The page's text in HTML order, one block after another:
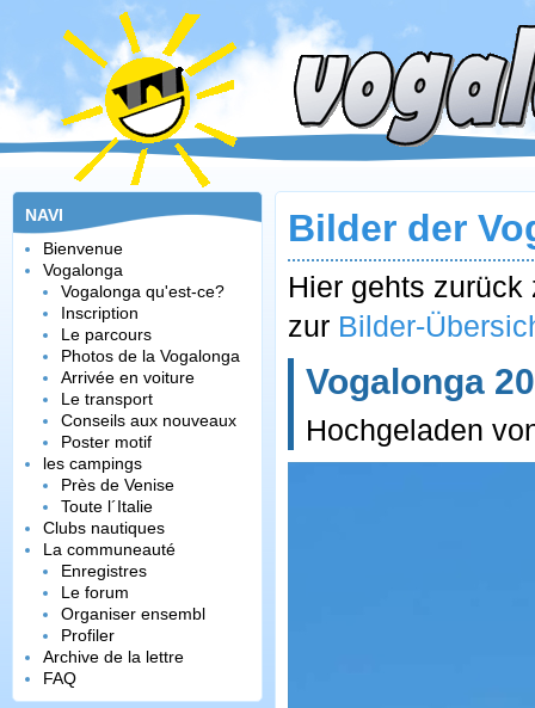
NAVI
Bienvenue
Vogalonga
Vogalonga qu'est-ce?
Inscription
Le parcours
Photos de la Vogalonga
Arrivée en voiture
Le transport
Conseils aux nouveaux
Poster motif
les campings
Près de Venise
Toute l´Italie
Clubs nautiques
La communeauté
Enregistres
Le forum
Organiser ensembl
Profiler
Archive de la lettre
FAQ
Bilder der
Hier gehts
zur Bilder-
Vogalonga
Hochgeladen